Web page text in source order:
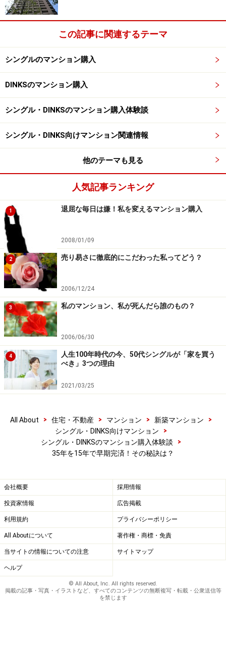
しずつ返済するか、少しでも早く完済するために繰上返
済などを駆使するのか。Fさんが選択したのは早期返
「シングルだし、これからどうなるかイメージは付かな
かった。それでも自分のマンションが欲しいという思い
が強く。これはもう、短期間だけと割り切って、生活費
を抑え繰上返済作戦しかない、と決心したのです」とF
結果は、15年にて完済。毎月返済のみで返済し、ボーナ
スはすべて繰上返済資金にまわすという徹底ぶり。「今
って、繰上返済の手数料が不要のところも多いですね。
私の時はそのような金融機関が少なくて、とても羨まし
いです」とさすがに情報通です。
それほど頑張れる秘訣は何か？と尋ねると「そうした
い、と強く思い込むこと」との回答。毎月15万円という
住居費は、決して安いものではありません。それでも、
毎月に余裕が出れば、必ず繰上返済貯金へまわしたと
か。「ちょうど仕事が忙しい時期で、遊ぶ時間がなかっ
たのもよかったのかも」と振り返るFさんです。
「短期返済だから頑張れる」。そのような考え方もある
のです。最初から短期で組む方法、Fさんのように35年
の長期で組んでおいて繰上返済により、期間を短縮して
いく方法、と早期返済の方法にもバリエーションがあり
ます。ポイントは、ご自身の生活や性格に適した方法を
※記事内容は執筆時点のものです。最新の内容をご確認くださ
この記事に関連するテーマ
シングルのマンション購入
DINKSのマンション購入
シングル・DINKSのマンション購入体験談
シングル・DINKS向けマンション関連情報
他のテーマも見る
人気記事ランキング
1 退屈な毎日は嫌！私を変えるマンション購入
2008/01/09
2 売り易さに徹底的にこだわった私ってどう？
2006/12/24
3 私のマンション、私が死んだら誰のもの？
2006/06/30
4
人生100年時代の今、50代シングルが「家を買う
べき」3つの理由
2021/03/25
All About > 住宅・不動産 > マンション > 新築マンション
>
シングル・DINKS向けマンション
>
シングル・DINKSのマンション購入体験談
>
35年を15年で早期完済！その秘訣は？
会社概要 採用情報
投資家情報 広告掲載
利用規約 プライバシーポリシー
All Aboutについて 著作権・商標・免責
当サイトの情報についての注意 サイトマップ
ヘルプ
© All About, Inc. All rights reserved.
掲載の記事・写真・イラストなど、すべてのコンテンツの無断複写・転載・公衆送信等
を禁じます